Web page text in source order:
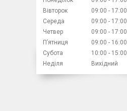
Вівторок
09:00
17:00
Середа
09:00
17:00
Четвер
09:00
17:00
Пʼятниця
09:00
16:00
Субота
10:00
15:00
Неділя
Вихідний